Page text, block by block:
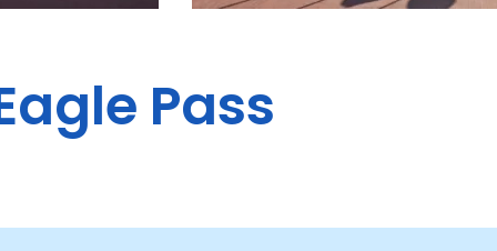
Pass